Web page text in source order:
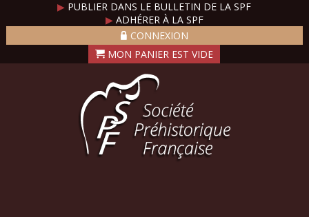
▶ PUBLIER DANS LE BULLETIN DE LA SPF
▶ADHÉRER À LA SPF
CONNEXION